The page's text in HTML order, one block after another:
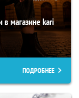
магазине kari
ПОДРОБНЕЕ